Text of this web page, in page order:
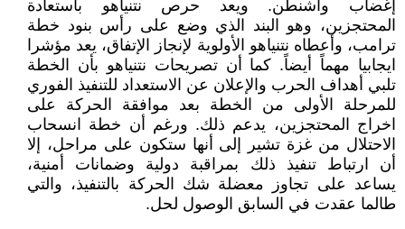
إغضاب واشنطن. ويعد حرص نتنياهو باستعادة
المحتجزين، وهو البند الذي وضع على رأس بنود خطة
ترامب، وأعطاه نتنياهو الأولوية لإنجاز الإتفاق، يعد مؤشرا
ايجابيا مهماً أيضاً. كما أن تصريحات نتنياهو بأن الخطة
تلبي أهداف الحرب والإعلان عن الاستعداد للتنفيذ الفوري
للمرحلة الأولى من الخطة بعد موافقة الحركة على
اخراج المحتجزين، يدعم ذلك. ورغم أن خطة انسحاب
الاحتلال من غزة تشير إلى أنها ستكون على مراحل، إلا
أن ارتباط تنفيذ ذلك بمراقبة دولية وضمانات أمنية،
يساعد على تجاوز معضلة شك الحركة بالتنفيذ، والتي
طالما عقدت في السابق الوصول لحل.